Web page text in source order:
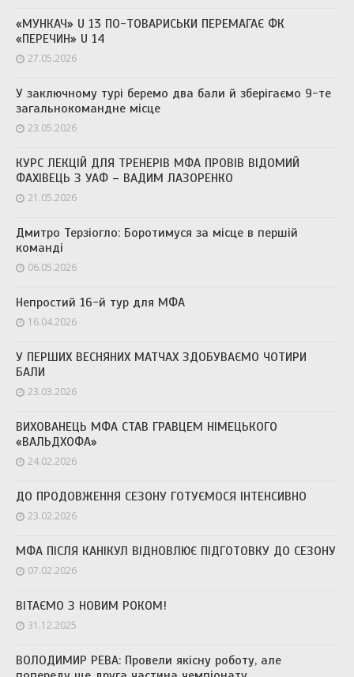
«МУНКАЧ» U 13 ПО-ТОВАРИСЬКИ ПЕРЕМАГАЄ ФК
«ПЕРЕЧИН» U 14
27.05.2026
У заключному турі беремо два бали й зберігаємо 9-те
загальнокомандне місце
23.05.2026
КУРС ЛЕКЦІЙ ДЛЯ ТРЕНЕРІВ МФА ПРОВІВ ВІДОМИЙ
ФАХІВЕЦЬ З УАФ – ВАДИМ ЛАЗОРЕНКО
21.05.2026
Дмитро Терзіогло: Боротимуся за місце в першій
команді
06.05.2026
Непростий 16-й тур для МФА
16.04.2026
У ПЕРШИХ ВЕСНЯНИХ МАТЧАХ ЗДОБУВАЄМО ЧОТИРИ
БАЛИ
23.03.2026
ВИХОВАНЕЦЬ МФА СТАВ ГРАВЦЕМ НІМЕЦЬКОГО
«ВАЛЬДХОФА»
24.02.2026
ДО ПРОДОВЖЕННЯ СЕЗОНУ ГОТУЄМОСЯ ІНТЕНСИВНО
23.02.2026
МФА ПІСЛЯ КАНІКУЛ ВІДНОВЛЮЄ ПІДГОТОВКУ ДО СЕЗОНУ
07.02.2026
ВІТАЄМО З НОВИМ РОКОМ!
31.12.2025
ВОЛОДИМИР РЕВА: Провели якісну роботу, але